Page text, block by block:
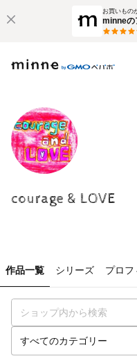
お買いもの
minneの
courage & LOVE
作品一覧 シリーズ プロフ